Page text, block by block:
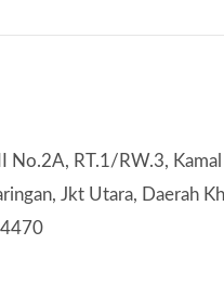
No.2A, RT.1/RW.3, Kamal
Jkt Utara, Daerah